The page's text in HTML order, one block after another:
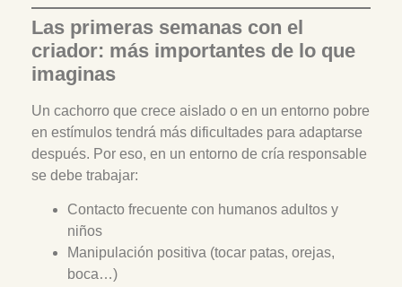
Las primeras semanas con el
criador: más importantes de lo que
imaginas
Un cachorro que crece aislado o en un entorno pobre
en estímulos tendrá más dificultades para adaptarse
después. Por eso, en un entorno de cría responsable
se debe trabajar:
Contacto frecuente con humanos adultos y
niños
Manipulación positiva (tocar patas, orejas,
boca…)